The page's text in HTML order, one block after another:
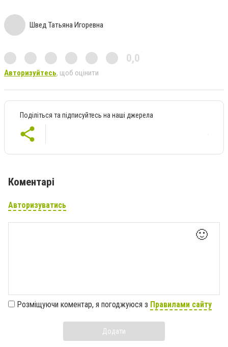
Швед Татьяна Игоревна
0,0
Авторизуйтесь, щоб оцінити
Поділіться та підписуйтесь на наші джерела
Коментарі
Авторизуватись
🙂
Розміщуючи коментар, я погоджуюся з Правилами сайту
Додати